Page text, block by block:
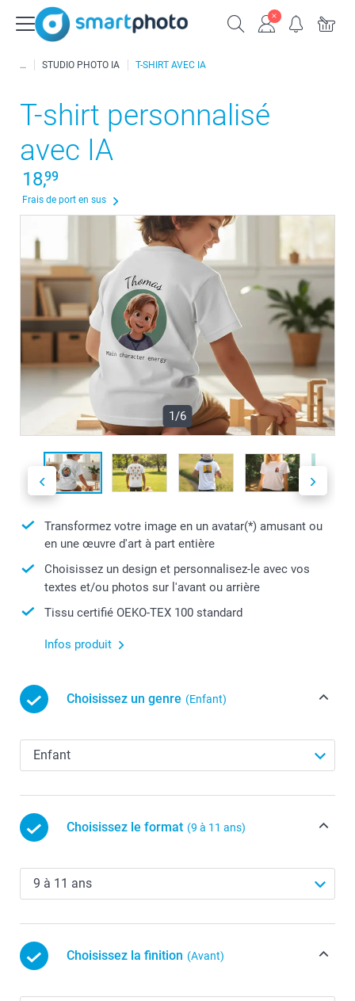
STUDIO PHOTO IA T-SHIRT AVEC IA
T-shirt personnalisé
avec IA
18,99
Frais de port en sus
1/6
Transformez votre image en un avatar(*) amusant ou
en une œuvre d'art à part entière
Choisissez un design et personnalisez-le avec vos
textes et/ou photos sur l'avant ou arrière
Tissu certifié OEKO-TEX 100 standard
Infos produit
Choisissez un genre (Enfant)
Choisissez le format (9 à 11 ans)
Choisissez la finition (Avant)